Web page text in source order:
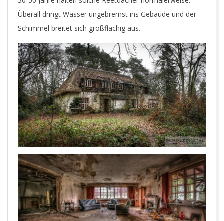
O
T
O
G
R
A
P
H
Überall dringt Wasser ungebremst ins Gebäude und der
Schimmel breitet sich großflächig aus.